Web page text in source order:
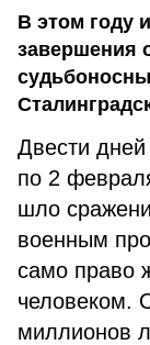
В этом году
завершения
Двести
по 2
шло
военным
само право
человеком.
миллионов